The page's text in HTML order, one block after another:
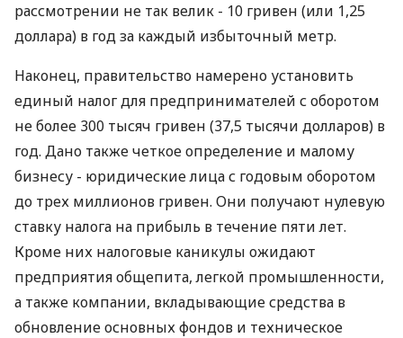
рассмотрении не так велик - 10 гривен (или 1,25
доллара) в год за каждый избыточный метр.
Наконец, правительство намерено установить
единый налог для предпринимателей с оборотом
не более 300 тысяч гривен (37,5 тысячи долларов) в
год. Дано также четкое определение и малому
бизнесу - юридические лица с годовым оборотом
до трех миллионов гривен. Они получают нулевую
ставку налога на прибыль в течение пяти лет.
Кроме них налоговые каникулы ожидают
предприятия общепита, легкой промышленности,
а также компании, вкладывающие средства в
обновление основных фондов и техническое